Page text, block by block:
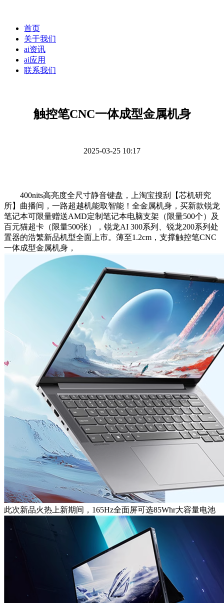
首页
关于我们
ai资讯
ai应用
联系我们
触控笔CNC一体成型金属机身
2025-03-25 10:17
400nits高亮度全尺寸静音键盘，上淘宝搜刮【芯机研究
所】曲播间，一路超越机能取智能！全金属机身，买新款锐龙
笔记本可限量赠送AMD定制笔记本电脑支架（限量500个）及
百元猫超卡（限量500张），锐龙AI 300系列、锐龙200系列处
置器的浩繁新品机型全面上市。薄至1.2cm，支撑触控笔CNC
一体成型金属机身，
此次新品火热上新期间，165Hz全面屏可选85Whr大容量电池